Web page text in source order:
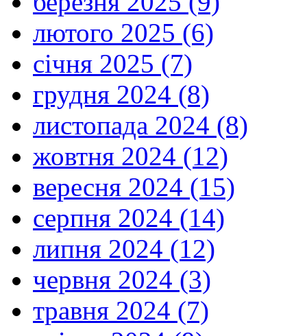
лютого 2025 (6)
січня 2025 (7)
грудня 2024 (8)
листопада 2024 (8)
жовтня 2024 (12)
вересня 2024 (15)
серпня 2024 (14)
липня 2024 (12)
червня 2024 (3)
травня 2024 (7)